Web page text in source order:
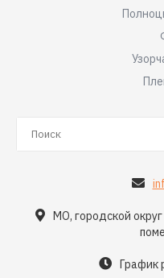
МО, городской
График